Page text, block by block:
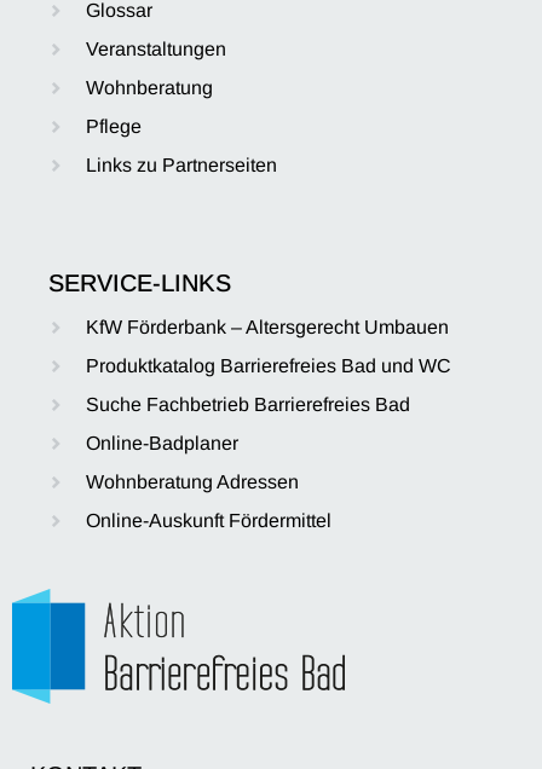
Glossar
Veranstaltungen
Wohnberatung
Pflege
Links zu Partnerseiten
SERVICE-LINKS
KfW Förderbank – Altersgerecht Umbauen
Produktkatalog Barrierefreies Bad und WC
Suche Fachbetrieb Barrierefreies Bad
Online-Badplaner
Wohnberatung Adressen
Online-Auskunft Fördermittel